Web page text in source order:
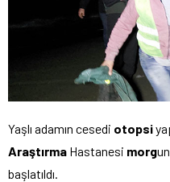
Yaşlı adamın cesedi otopsi
Araştırma Hastanesi morg
başlatıldı.